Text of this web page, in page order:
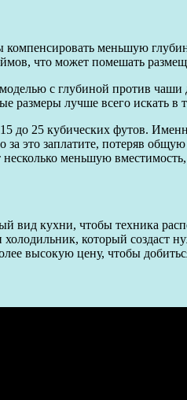
меньшую
что может помешать
с глубиной против
лучше всего искать в
до 25 кубических футов.
это заплатите, потеряв
меньшую
вид кухни, чтобы техника
который
высокую цену, чтобы